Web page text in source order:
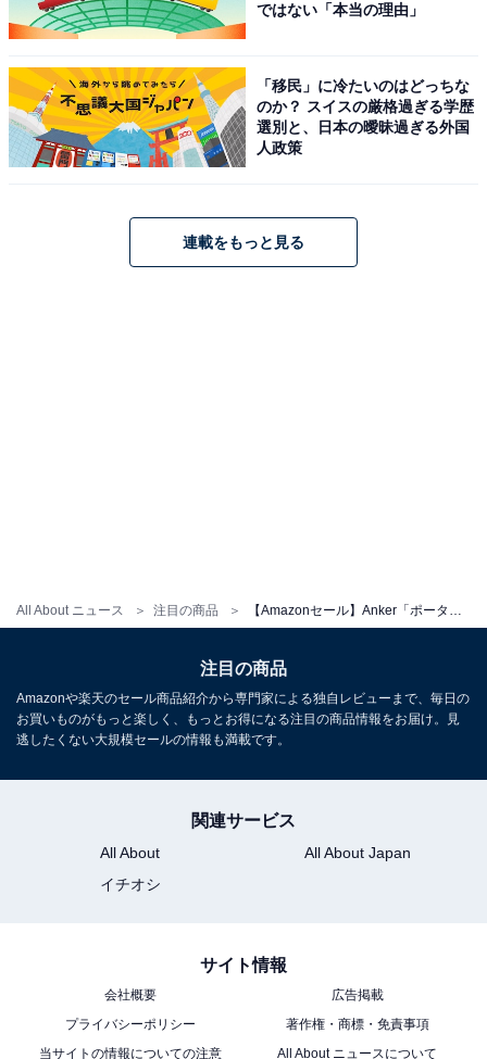
All About ニュース 注目の商品
Anker Soundcore Liberty 5 ディープブルー
Amazonで見る
Anker「MagGo Power Bank」
ではない「本当の理由」
「移民」に冷たいのはどっちな
のか？ スイスの厳格過ぎる学歴
選別と、日本の曖昧過ぎる外国
人政策
連載をもっと見る
注目の商品
Amazonや楽天のセール商品紹介から専門家による独自レビューまで、毎日の
お買いものがもっと楽しく、もっとお得になる注目の商品情報をお届け。見
逃したくない大規模セールの情報も満載です。
関連サービス
All About
All About Japan
イチオシ
サイト情報
会社概要
広告掲載
プライバシーポリシー
著作権・商標・免責事項
当サイトの情報についての注意
All About ニュースについて